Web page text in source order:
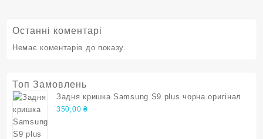
Останні коментарі
Немає коментарів до показу.
Топ Замовлень
Задня кришка Samsung S9 plus чорна оригінал
350,00 ₴